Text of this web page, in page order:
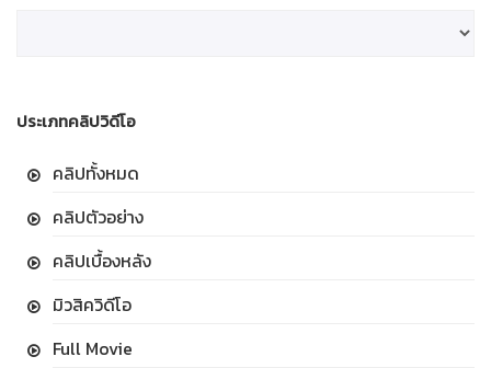
ประเภทคลิปวิดีโอ
คลิปทั้งหมด
คลิปตัวอย่าง
คลิปเบื้องหลัง
มิวสิควิดีโอ
Full Movie